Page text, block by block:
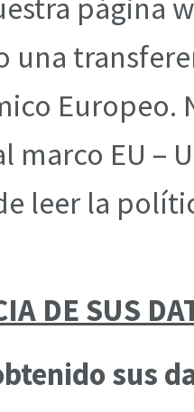
una
marco EU –
leer la
DE SUS
sus